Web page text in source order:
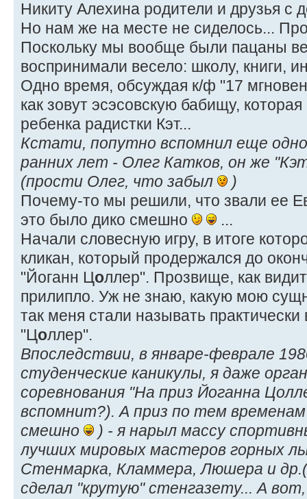
Никиту Алехина родители и друзья с
Но нам же на месте не сиделось...
Поскольку мы вообще были пацаны
воспринимали весело: школу, книги,
Одно время, обсуждая к/ф "17
как зовут эсэсовскую бабищу,
ребенка радистки Кэт...
Кстати, попутно вспомнил еще
ранних лет - Олег Катков, он же
(прости Олег, что забыл
)
Почему-то мы решили, что звали ее
это было дико смешно
...
Начали словесную игру, в итоге
кликан, который продержался до
"Йоганн Цоллер". Прозвище, как
прилипло. Уж не знаю, какую мою
так меня стали называть практически
"Цоллер".
Впоследствии, в январе-феврале
студенческие каникулы, я даже
соревнования "На приз Йоганна
вспомнит?). А приз по тем
смешно
) - я нарыл массу
лучших мировых мастеров горных
Стенмарка, Кламмера, Люшера и
сделал "крутую" стенгазету... А